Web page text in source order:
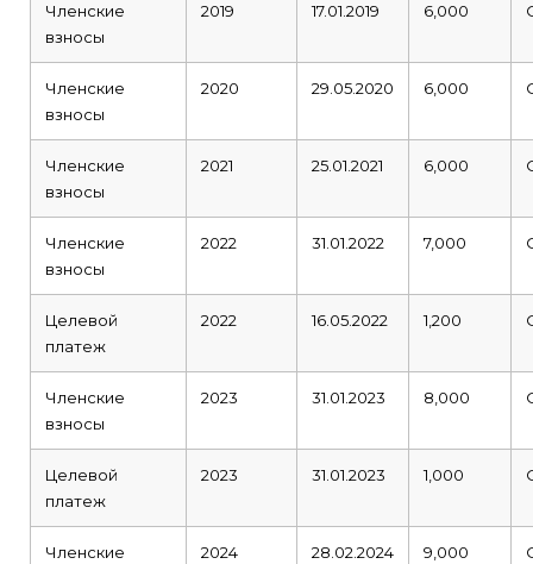
Членские
взносы
2019 17.01.2019 6,000
Членские
взносы
2020 29.05.2020 6,000
Членские
взносы
2021 25.01.2021 6,000
Членские
взносы
2022 31.01.2022 7,000
Целевой
платеж
2022 16.05.2022 1,200
Членские
взносы
2023 31.01.2023 8,000
Целевой
платеж
2023 31.01.2023 1,000
Членские
2024 28.02.2024 9,000